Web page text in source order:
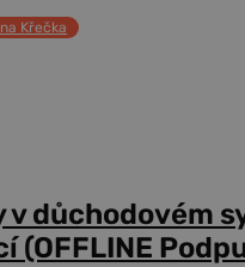
Křečka
v důchodovém
(OFFLINE